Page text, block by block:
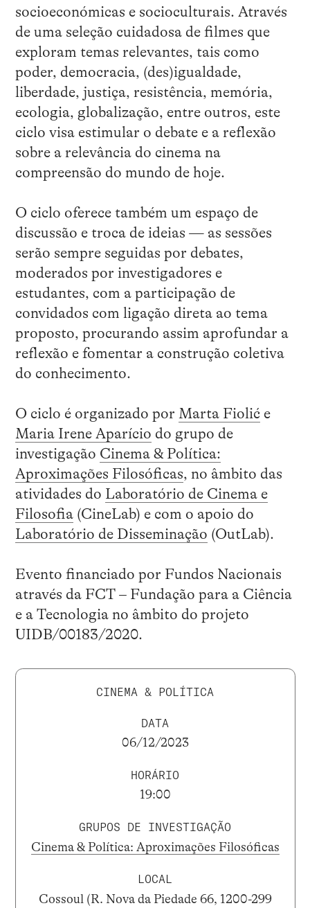
socioeconómicas e socioculturais. Através
de uma seleção cuidadosa de filmes que
exploram temas relevantes, tais como
poder, democracia, (des)igualdade,
liberdade, justiça, resistência, memória,
ecologia, globalização, entre outros, este
ciclo visa estimular o debate e a reflexão
sobre a relevância do cinema na
compreensão do mundo de hoje.
O ciclo oferece também um espaço de
discussão e troca de ideias — as sessões
serão sempre seguidas por debates,
moderados por investigadores e
estudantes, com a participação de
convidados com ligação direta ao tema
proposto, procurando assim aprofundar a
reflexão e fomentar a construção coletiva
do conhecimento.
O ciclo é organizado por Marta Fioliće
Maria Irene Aparício do grupo de
investigação Cinema & Política:
Aproximações Filosóficas, no âmbito das
atividades do Laboratório de Cinema e
Filosofia(CineLab) e com o apoio do
Laboratório de Disseminação (OutLab).
Evento financiado por Fundos Nacionais
através da FCT – Fundação para a Ciência
e a Tecnologia no âmbito do projeto
UIDB/00183/2020.
CINEMA & POLÍTICA
DATA
06/12/2023
HORÁRIO
19:00
GRUPOS DE INVESTIGAÇÃO
Cinema & Política: Aproximações Filosóficas
LOCAL
Cossoul (R. Nova da Piedade 66, 1200-299